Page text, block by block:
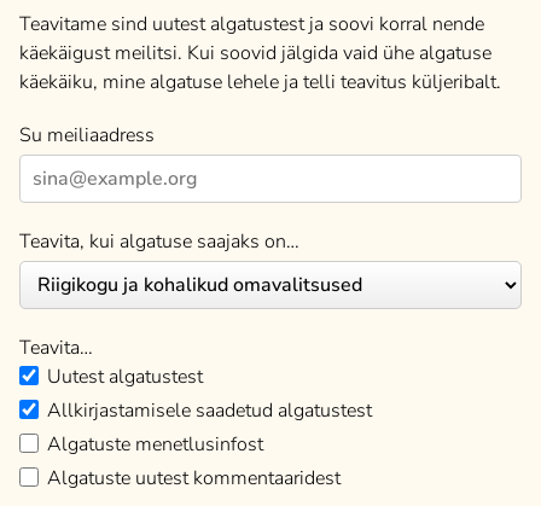
Teavitame sind uutest algatustest ja soovi korral nende
käekäigust meilitsi. Kui soovid jälgida vaid ühe algatuse
käekäiku, mine algatuse lehele ja telli teavitus küljeribalt.
Su meiliaadress
Teavita, kui algatuse saajaks on…
Teavita…
Uutest algatustest
Allkirjastamisele saadetud algatustest
Algatuste menetlusinfost
Algatuste uutest kommentaaridest